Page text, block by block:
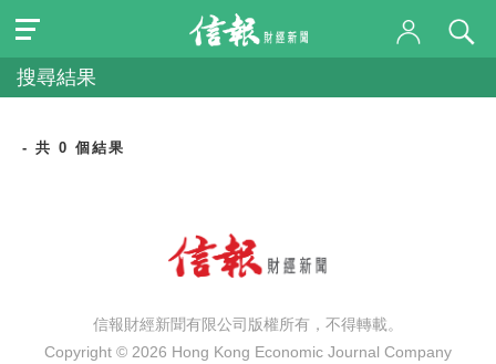
搜尋結果
- 共 0 個結果
信報財經新聞有限公司版權所有，不得轉載。
Copyright © 2026 Hong Kong Economic Journal Company